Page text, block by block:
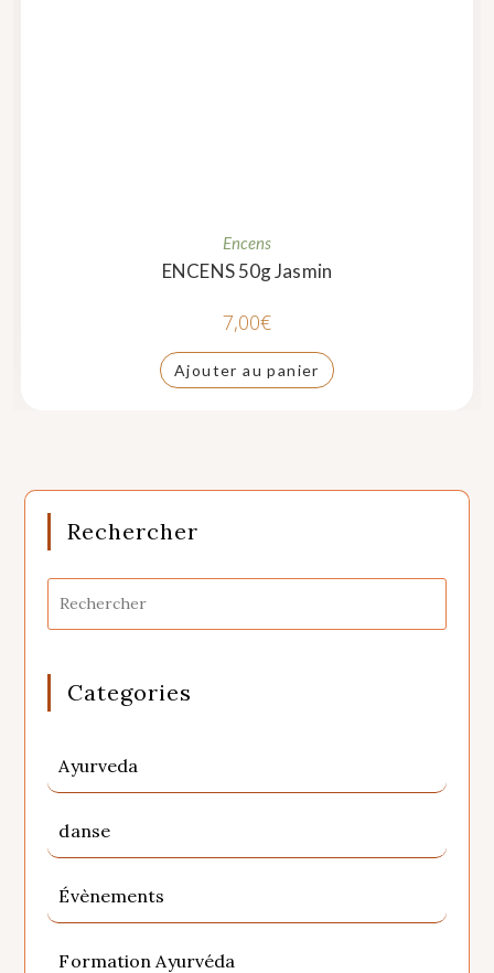
Encens
ENCENS 50g Jasmin
7,00€
Ajouter au panier
Rechercher
Categories
Ayurveda
danse
Évènements
Formation Ayurvéda